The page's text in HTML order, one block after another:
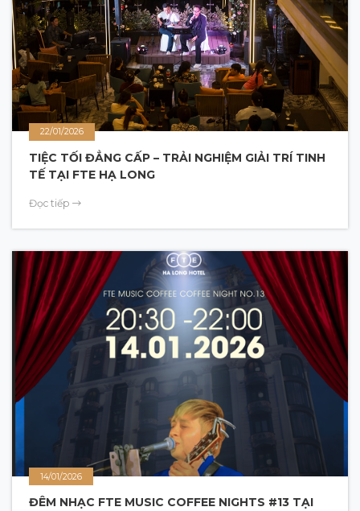
22/01/2026
TIỆC TỐI ĐẲNG CẤP – TRẢI NGHIỆM GIẢI TRÍ TINH
TẾ TẠI FTE HẠ LONG
Đọc tiếp
14/01/2026
ĐÊM NHẠC FTE MUSIC COFFEE NIGHTS #13 TẠI